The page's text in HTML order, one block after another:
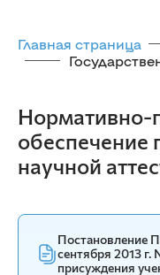
Главная страница
Нормативно-
обеспечение
научной
Постановление
сентября 2013
присуждения